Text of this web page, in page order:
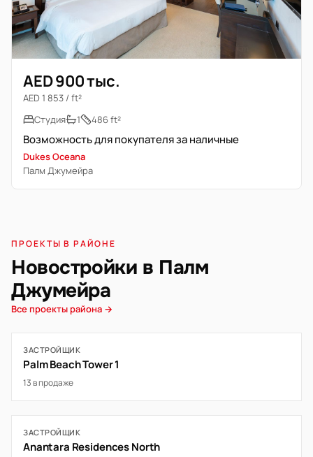
AED 900 тыс.
AED 1 853 / ft²
Студия
1 486 ft²
Возможность для покупателя за наличные
Dukes Oceana
Палм Джумейра
ПРОЕКТЫ В РАЙОНЕ
Новостройки в Палм
Джумейра
Все проекты района →
ЗАСТРОЙЩИК
Palm Beach Tower 1
13 в продаже
ЗАСТРОЙЩИК
Anantara Residences North